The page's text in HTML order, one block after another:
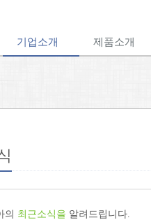
기업소개 제품소개
의 최근소식을 알려드립니다.